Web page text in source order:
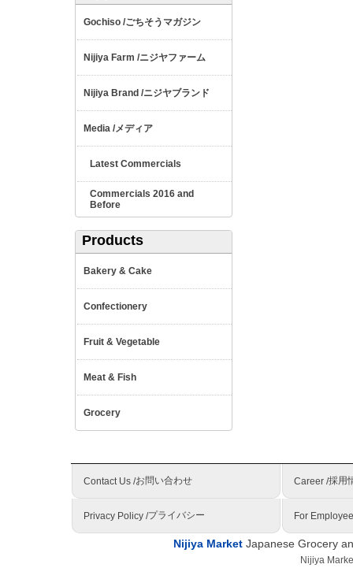
Gochiso /ごちそうマガジン
Nijiya Farm /ニジヤファーム
Nijiya Brand /ニジヤブランド
Media / メディア
Latest Commercials
Commercials 2016 and
Before
Products
Bakery & Cake
Confectionery
Fruit & Vegetable
Meat & Fish
Grocery
Contact Us /お問い合わせ Career /採用
Privacy Policy /プライバシー For
Nijiya MarketJapanese Grocery
Nijiya